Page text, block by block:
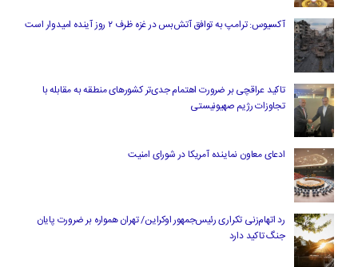
آکسیوس: ترامپ به توافق آتش‌بس در غزه ظرف ۲ روز آینده امیدوار است
تاکید عراقچی بر ضرورت اهتمام جدی‌تر کشورهای منطقه به مقابله با
تجاوزات رژیم صهیونیستی
ادعای معاون نماینده آمریکا در شورای امنیت
رد اتهام‌زنی تکراری رئیس‌جمهور اوکراین/ تهران همواره بر ضرورت پایان
جنگ تاکید دارد